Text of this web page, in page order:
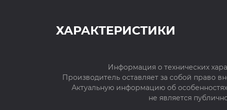
ХАРАКТЕРИСТИКИ
Информация о технических
Производитель оставляет за собой право
Актуальную информацию об
не является